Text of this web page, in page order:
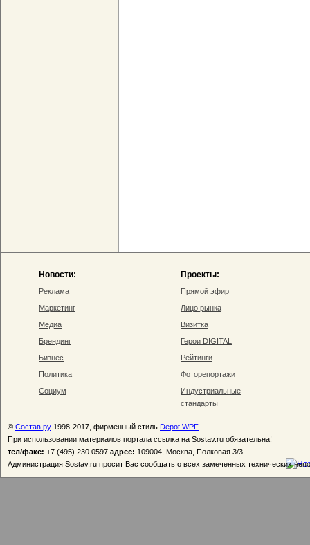
Новости:
Реклама
Маркетинг
Медиа
Брендинг
Бизнес
Политика
Социум
Проекты:
Прямой эфир
Лицо рынка
Визитка
Герои DIGITAL
Рейтинги
Фоторепортажи
Индустриальные
стандарты
© Состав.ру 1998-2017, фирменный стиль Depot WPF
При использовании материалов портала ссылка на Sostav.ru обязательна!
тел/факс: +7 (495) 230 0597 адрес: 109004, Москва, Полковая 3/3
Администрация Sostav.ru просит Вас сообщать о всех замеченных технических